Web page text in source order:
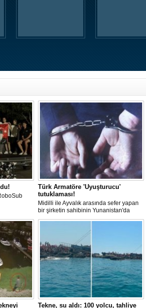
Türk Armatöre 'Uyuşturucu'
tutuklaması!
Midilli ile Ayvalık arasında sefer yapan
bir şirketin sahibinin Yunanistan'da
tutuklandığı bildirildi.
Tekne, su aldı: 100 yolcu, tahliye